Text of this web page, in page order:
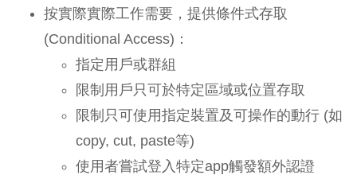
按實際實際工作需要，提供條件式存取
(Conditional Access)：
指定用戶或群組
限制用戶只可於特定區域或位置存取
限制只可使用指定裝置及可操作的動行 (如
copy, cut, paste等)
使用者嘗試登入特定app觸發額外認證